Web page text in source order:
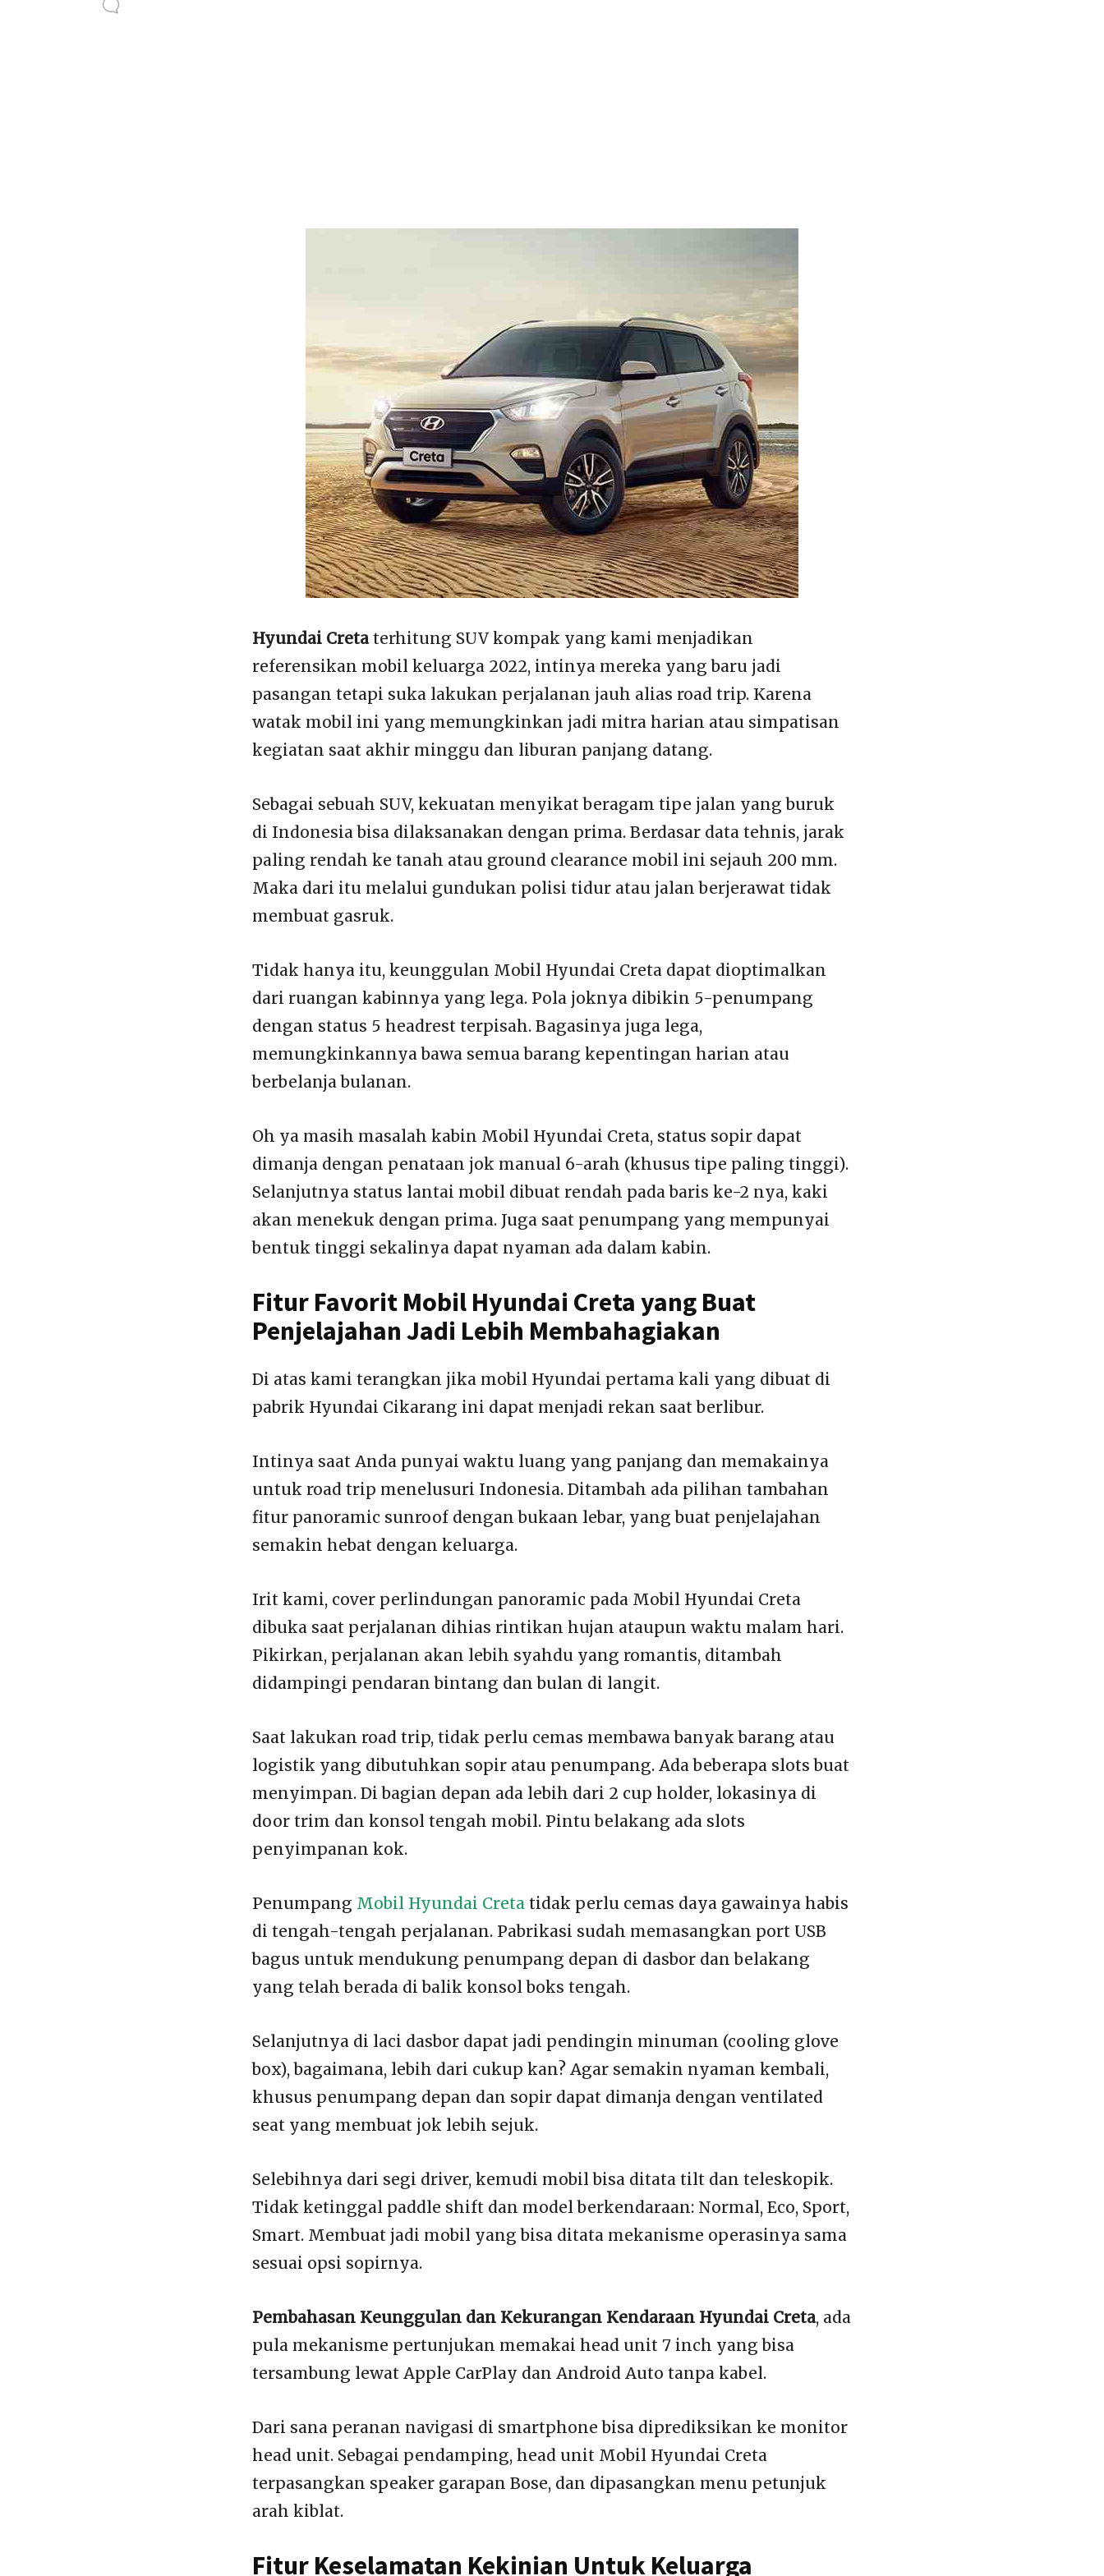
Hyundai Cretaterhitung SUV kompak yang kami menjadikan
referensikan mobil keluarga 2022, intinya mereka yang baru jadi
pasangan tetapi suka lakukan perjalanan jauh alias road trip. Karena
watak mobil ini yang memungkinkan jadi mitra harian atau simpatisan
kegiatan saat akhir minggu dan liburan panjang datang.
Sebagai sebuah SUV, kekuatan menyikat beragam tipe jalan yang buruk
di Indonesia bisa dilaksanakan dengan prima. Berdasar data tehnis, jarak
paling rendah ke tanah atau ground clearance mobil ini sejauh 200 mm.
Maka dari itu melalui gundukan polisi tidur atau jalan berjerawat tidak
membuat gasruk.
Tidak hanya itu, keunggulan Mobil Hyundai Creta dapat dioptimalkan
dari ruangan kabinnya yang lega. Pola joknya dibikin 5-penumpang
dengan status 5 headrest terpisah. Bagasinya juga lega,
memungkinkannya bawa semua barang kepentingan harian atau
berbelanja bulanan.
Oh ya masih masalah kabin Mobil Hyundai Creta, status sopir dapat
dimanja dengan penataan jok manual 6-arah (khusus tipe paling tinggi).
Selanjutnya status lantai mobil dibuat rendah pada baris ke-2 nya, kaki
akan menekuk dengan prima. Juga saat penumpang yang mempunyai
bentuk tinggi sekalinya dapat nyaman ada dalam kabin.
Fitur Favorit Mobil Hyundai Creta yang Buat
Penjelajahan Jadi Lebih Membahagiakan
Di atas kami terangkan jika mobil Hyundai pertama kali yang dibuat di
pabrik Hyundai Cikarang ini dapat menjadi rekan saat berlibur.
Intinya saat Anda punyai waktu luang yang panjang dan memakainya
untuk road trip menelusuri Indonesia. Ditambah ada pilihan tambahan
fitur panoramic sunroof dengan bukaan lebar, yang buat penjelajahan
semakin hebat dengan keluarga.
Irit kami, cover perlindungan panoramic pada Mobil Hyundai Creta
dibuka saat perjalanan dihias rintikan hujan ataupun waktu malam hari.
Pikirkan, perjalanan akan lebih syahdu yang romantis, ditambah
didampingi pendaran bintang dan bulan di langit.
Saat lakukan road trip, tidak perlu cemas membawa banyak barang atau
logistik yang dibutuhkan sopir atau penumpang. Ada beberapa slots buat
menyimpan. Di bagian depan ada lebih dari 2 cup holder, lokasinya di
door trim dan konsol tengah mobil. Pintu belakang ada slots
penyimpanan kok.
Penumpang Mobil Hyundai Creta tidak perlu cemas daya gawainya habis
di tengah-tengah perjalanan. Pabrikasi sudah memasangkan port USB
bagus untuk mendukung penumpang depan di dasbor dan belakang
yang telah berada di balik konsol boks tengah.
Selanjutnya di laci dasbor dapat jadi pendingin minuman (cooling glove
box), bagaimana, lebih dari cukup kan? Agar semakin nyaman kembali,
khusus penumpang depan dan sopir dapat dimanja dengan ventilated
seat yang membuat jok lebih sejuk.
Selebihnya dari segi driver, kemudi mobil bisa ditata tilt dan teleskopik.
Tidak ketinggal paddle shift dan model berkendaraan: Normal, Eco, Sport,
Smart. Membuat jadi mobil yang bisa ditata mekanisme operasinya sama
sesuai opsi sopirnya.
Pembahasan Keunggulan dan Kekurangan Kendaraan Hyundai Creta, ada
pula mekanisme pertunjukan memakai head unit 7 inch yang bisa
tersambung lewat Apple CarPlay dan Android Auto tanpa kabel.
Dari sana peranan navigasi di smartphone bisa diprediksikan ke monitor
head unit. Sebagai pendamping, head unit Mobil Hyundai Creta
terpasangkan speaker garapan Bose, dan dipasangkan menu petunjuk
arah kiblat.
Fitur Keselamatan Kekinian Untuk Keluarga